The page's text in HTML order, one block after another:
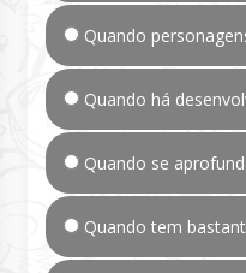
Quando
Quando há
Quando se
Quando tem